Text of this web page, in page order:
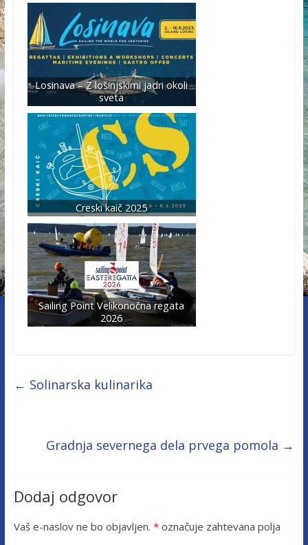
Losinava – Z lošinjskimi jadri okoli
sveta
Creski kaič 2025
Sailing Point Velikonočna regata
2026
← Solinarska kulinarika
Gradnja severnega dela prvega pomola →
Dodaj odgovor
Vaš e-naslov ne bo objavljen. *označuje zahtevana polja